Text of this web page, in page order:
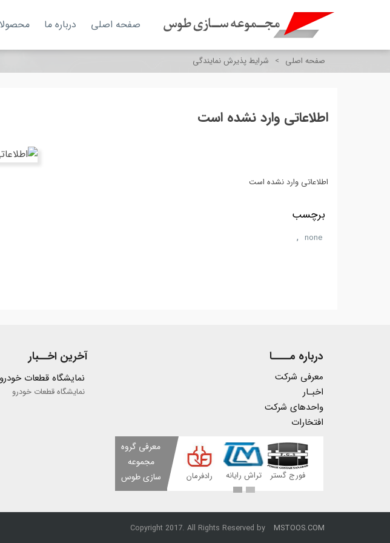
صفحه اصلی درباره ما
صفحه اصلی > شرایط پذیرش نمایندگی
اطلاعاتی وارد نشده است
اطلاعاتی وارد نشده است
برچسب
none
,
درباره مــــا
معرفی شرکت
اخبـار
واحدهای شرکت
افتخارات
معرفی گروه
مجموعه
سازی طوسپیشتاز قطعه رادتوس رادفرمان تراش رایانه فورج گستر
آخرین اخــبار
نمایشگاه قطعات خودرو
نمایشگاه قطعات خودرو
Copyright 2017. All Rights Reserved by MSTOOS.COM